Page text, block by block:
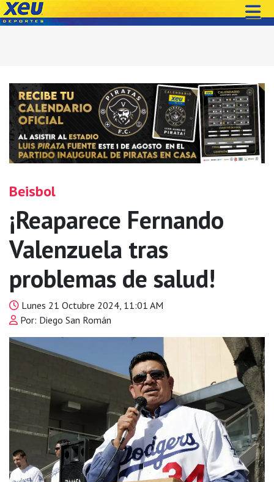
Beisbol
¡Reaparece Fernando
Valenzuela tras
problemas de salud!
Lunes 21 Octubre 2024, 11:01 AM
Por: Diego San Román